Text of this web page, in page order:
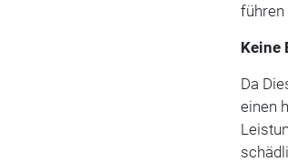
führen
Keine
Da
einen